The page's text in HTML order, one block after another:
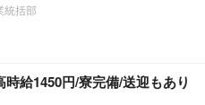
統括部
給1450円/寮完備/送迎もあり